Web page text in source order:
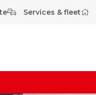
Services & fleet